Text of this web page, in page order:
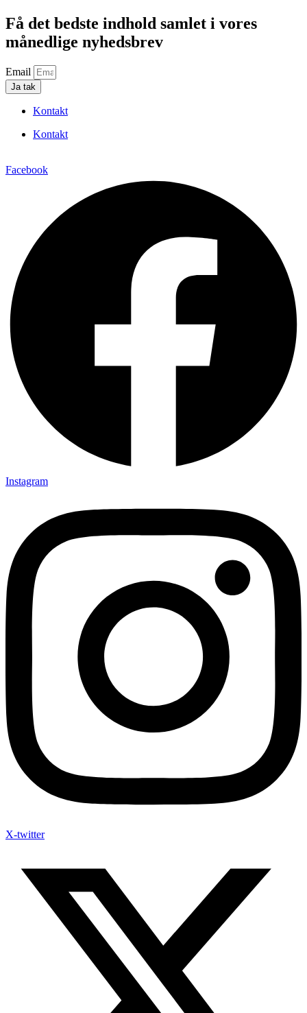
Få det bedste indhold samlet i vores
månedlige nyhedsbrev
Email
Ja tak
Kontakt
Kontakt
Facebook
Instagram
X-twitter